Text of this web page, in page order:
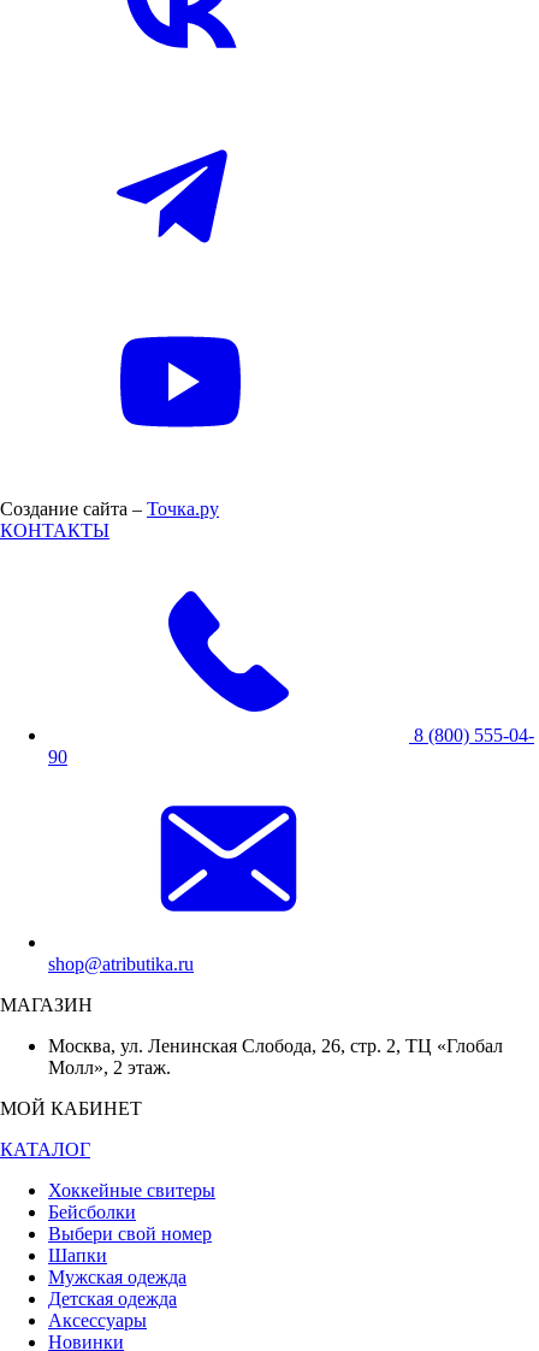
Создание сайта – Точка.ру
КОНТАКТЫ
8 (800) 555-04-
90
shop@atributika.ru
МАГАЗИН
Москва, ул. Ленинская Слобода, 26, стр. 2, ТЦ «Глобал
Молл», 2 этаж.
МОЙ КАБИНЕТ
КАТАЛОГ
Хоккейные свитеры
Бейсболки
Выбери свой номер
Шапки
Мужская одежда
Детская одежда
Аксессуары
Новинки